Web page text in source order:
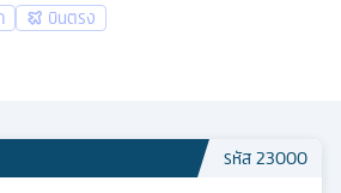
บินตรง
รหัส23000